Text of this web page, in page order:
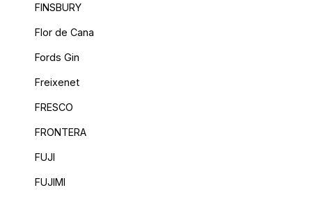
FINSBURY
Flor de Cana
Fords Gin
Freixenet
FRESCO
FRONTERA
FUJI
FUJIMI